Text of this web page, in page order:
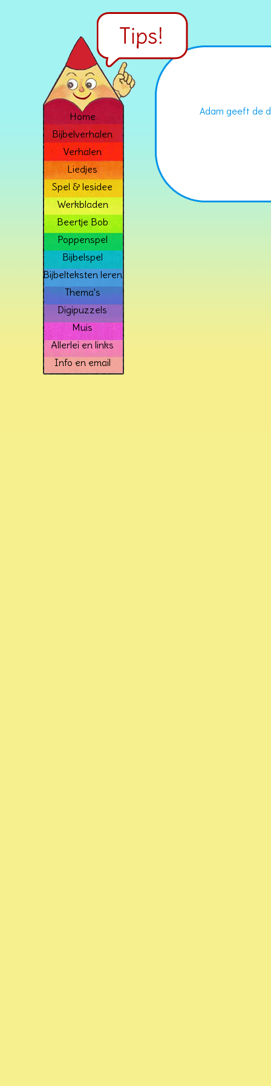
Home
Bijbelverhalen
Verhalen
Liedjes
Spel & lesidee
Werkbladen
Beertje Bob
Poppenspel
Bijbelspel
Bijbelteksten leren
Thema's
Digipuzzels
Muis
Allerlei en links
Info en email
Adam geeft de